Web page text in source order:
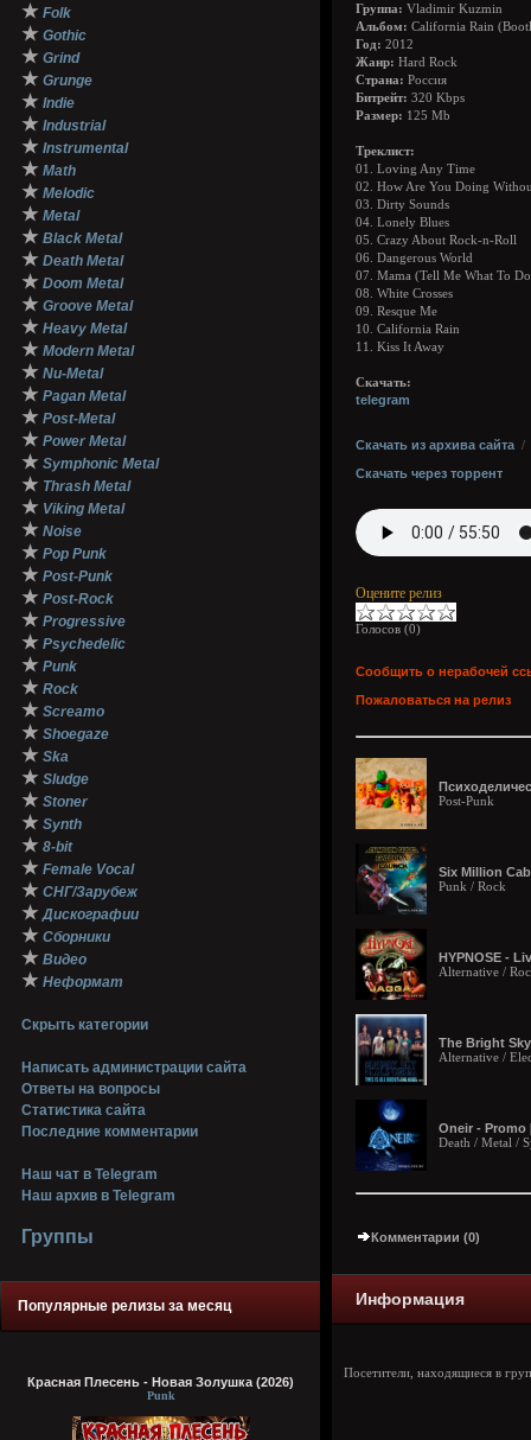
★ Folk
★ Gothic
★ Grind
★ Grunge
★ Indie
★ Industrial
★ Instrumental
★ Math
★ Melodic
★ Metal
★ Black Metal
★ Death Metal
★ Doom Metal
★ Groove Metal
★ Heavy Metal
★ Modern Metal
★ Nu-Metal
★ Pagan Metal
★ Post-Metal
★ Power Metal
★ Symphonic Metal
★ Thrash Metal
★ Viking Metal
★ Noise
★ Pop Punk
★ Post-Punk
★ Post-Rock
★ Progressive
★ Psychedelic
★ Punk
★ Rock
★ Screamo
★ Shoegaze
★ Ska
★ Sludge
★ Stoner
★ Synth
★ 8-bit
★ Female Vocal
★ СНГ/Зарубеж
★ Дискографии
★ Сборники
★ Видео
★ Неформат
Скрыть категории
Написать администрации сайта
Ответы на вопросы
Статистика сайта
Последние комментарии
Наш чат в Telegram
Наш архив в Telegram
Группы
Популярные релизы за месяц
Красная Плесень - Новая Золушка (2026)
Punk
Группа: Vladimir Kuzmin
Альбом: California Rain
Год: 2012
Жанр: Hard Rock
Страна: Россия
Битрейт: 320 Kbps
Размер: 125 Mb
Треклист:
01. Loving Any Time
02. How Are You Doing
03. Dirty Sounds
04. Lonely Blues
05. Crazy About Rock-n-Roll
06. Dangerous World
07. Mama (Tell Me What To
08. White Crosses
09. Resque Me
10. California Rain
11. Kiss It Away
Скачать:
telegram
Скачать из архива сайта /
Скачать через торрент
Оцените релиз
Голосов (0)
Сообщить о нерабочей
Пожаловаться на релиз
Post-Punk
Six Million
Punk / Rock
HYPNOSE -
Alternative /
The Bright
Alternative /
Oneir - Promo
Death / Metal /
Комментарии (0)
Информация
Посетители, находящиеся в